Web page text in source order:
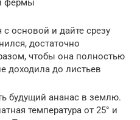
фермы
основой и дайте срезу
достаточно
чтобы она полностью
доходила до листьев
будущий ананас в землю.
температура от 25° и